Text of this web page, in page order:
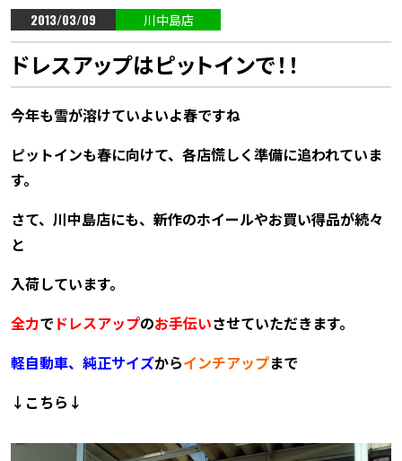
2013/03/09 川中島店
ドレスアップはピットインで！！
今年も雪が溶けていよいよ春ですね
ピットインも春に向けて、各店慌しく準備に追われていま
す。
さて、川中島店にも、新作のホイールやお買い得品が続々
と
入荷しています。
全力で ドレスアップのお手伝いさせていただき ます。
軽自動車、純正サイズからインチアップまで
↓こちら ↓